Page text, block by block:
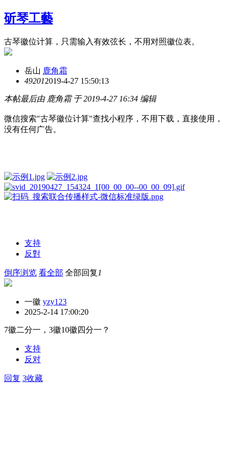
斫琴工藝
古琴徽位计算，只需输入有效弦长，不用对照徽位表。
岳山 鹿角霜
492012019-4-27 15:50:13
本帖最后由 鹿角霜 于 2019-4-27 16:34 编辑
微信搜索"古琴徽位计算"查找小程序，不用下载，直接使用，
没有任何广告。
支持
反對
倒序浏览 看全部 全部回复 1
一徽 yzy123
2025-2-14 17:00:20
7徽二分一，3徽10徽四分一？
支持
反对
回复 3收藏